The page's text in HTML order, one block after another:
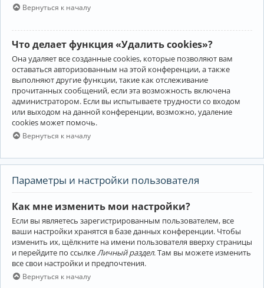
Вернуться к началу
Что делает функция «Удалить cookies»?
Она удаляет все созданные cookies, которые позволяют вам
оставаться авторизованным на этой конференции, а также
выполняют другие функции, такие как отслеживание
прочитанных сообщений, если эта возможность включена
администратором. Если вы испытываете трудности со входом
или выходом на данной конференции, возможно, удаление
cookies может помочь.
Вернуться к началу
Параметры и настройки пользователя
Как мне изменить мои настройки?
Если вы являетесь зарегистрированным пользователем, все
ваши настройки хранятся в базе данных конференции. Чтобы
изменить их, щёлкните на имени пользователя вверху страницы
и перейдите по ссылке Личный раздел. Там вы можете изменить
все свои настройки и предпочтения.
Вернуться к началу